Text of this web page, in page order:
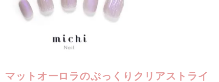
マットオーロラのぷっくりクリアストライ